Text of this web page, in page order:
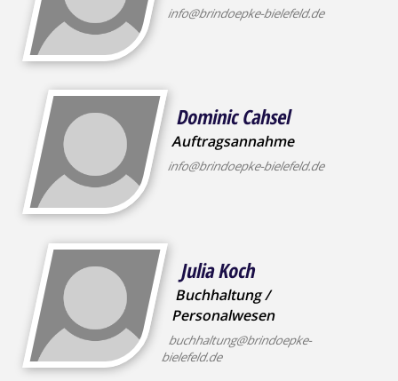
info@brindoepke-bielefeld.de
Dominic Cahsel
Auftragsannahme
info@brindoepke-bielefeld.de
Julia Koch
Buchhaltung /
Personalwesen
buchhaltung@brindoepke-
bielefeld.de